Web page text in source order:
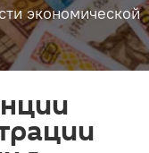
экономической